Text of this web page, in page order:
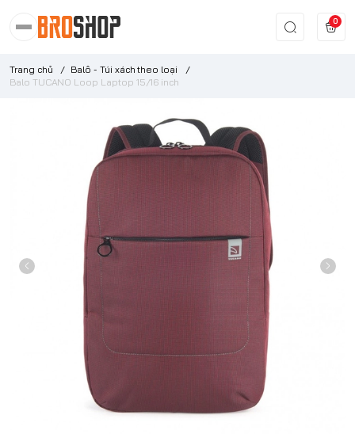
0
Trang chủ / Balô - Túi xách theo loại
/
Balo TUCANO Loop Laptop 15/16 inch